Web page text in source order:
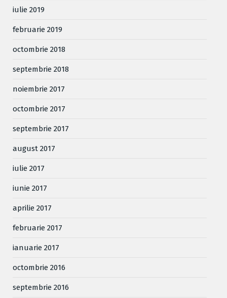
iulie 2019
februarie 2019
octombrie 2018
septembrie 2018
noiembrie 2017
octombrie 2017
septembrie 2017
august 2017
iulie 2017
iunie 2017
aprilie 2017
februarie 2017
ianuarie 2017
octombrie 2016
septembrie 2016